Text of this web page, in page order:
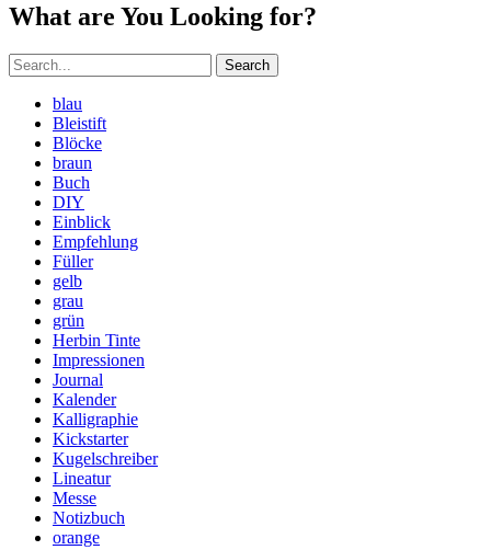
What are You Looking for?
Search
blau
Bleistift
Blöcke
braun
Buch
DIY
Einblick
Empfehlung
Füller
gelb
grau
grün
Herbin Tinte
Impressionen
Journal
Kalender
Kalligraphie
Kickstarter
Kugelschreiber
Lineatur
Messe
Notizbuch
orange